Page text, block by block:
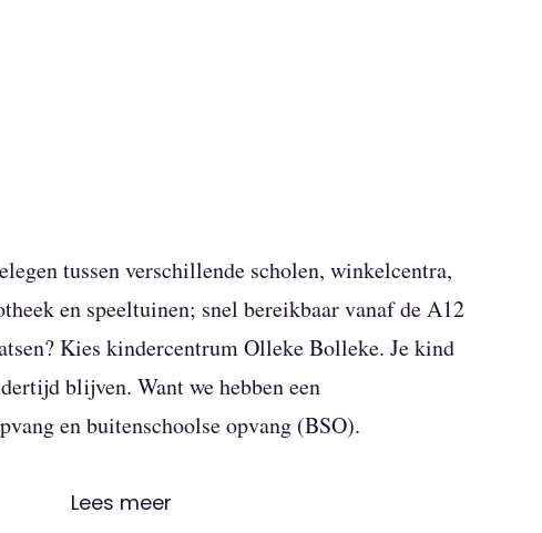
tussen verschillende scholen, winkelcentra,
en speeltuinen; snel bereikbaar vanaf de A12
Kies kindercentrum Olleke Bolleke. Je kind
blijven. Want we hebben een
en buitenschoolse opvang (BSO).
Lees meer